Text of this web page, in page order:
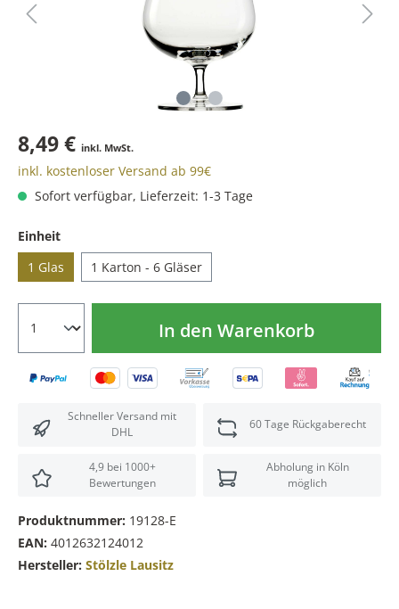
8,49 € inkl. MwSt.
inkl. kostenloser Versand ab 99€
Sofort verfügbar, Lieferzeit: 1-3 Tage
Einheit
1 Glas
1 Karton - 6 Gläser
In den Warenkorb
Schneller Versand mit
DHL
60 Tage Rückgaberecht
4,9 bei 1000+
Bewertungen
Abholung in Köln
möglich
Produktnummer: 19128-E
EAN: 4012632124012
Hersteller: Stölzle Lausitz